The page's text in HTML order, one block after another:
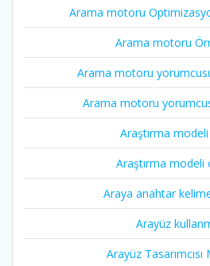
Arama motoru
Arama motoru
Arama motoru
Arama motoru
Araştırma
Araştırma modeli
Araya anahtar
Arayüz
Arayüz Tasarımcısı